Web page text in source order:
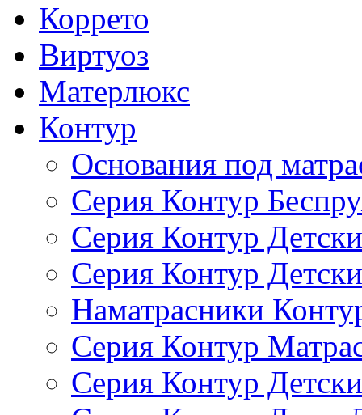
Коррето
Виртуоз
Матерлюкс
Контур
Основания под
Серия Контур
Серия Контур
Серия Контур
Наматрасники
Серия Контур
Серия Контур